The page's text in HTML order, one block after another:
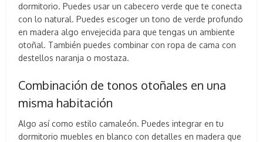
dormitorio. Puedes usar un cabecero verde que te conecta
con lo natural. Puedes escoger un tono de verde profundo
en madera algo envejecida para que tengas un ambiente
otoñal. También puedes combinar con ropa de cama con
destellos naranja o mostaza.
Combinación de tonos otoñales en una
misma habitación
Algo así como estilo camaleón. Puedes integrar en tu
dormitorio muebles en blanco con detalles en madera que